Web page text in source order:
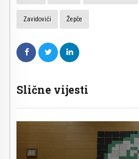
Zavidovići Žepče
Slične vijesti